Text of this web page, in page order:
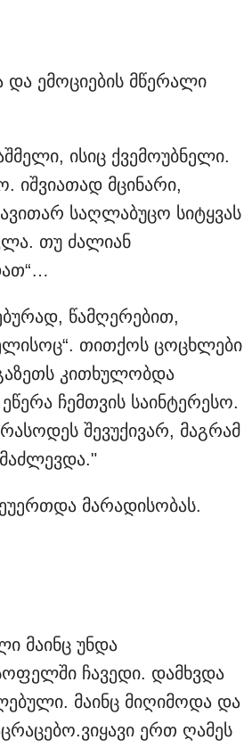
და ემოციების მწერალი
ისიც ქვემოუბნელი.
იშვიათად მცინარი,
საღლაბუცო სიტყვას
თუ ძალიან
წამღერებით,
თითქოს ცოცხლები
კითხულობდა
ჩემთვის საინტერესო.
შევუქივარ, მაგრამ
მარადისობას.
მაინც უნდა
ჩავედი. დამხვდა
მაინც მიღიმოდა და
ერთ ღამეს